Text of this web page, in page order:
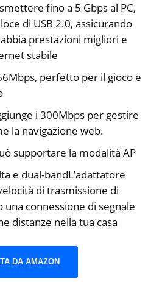
fino a 5 Gbps al PC,
di USB 2.0, assicurando
prestazioni migliori e
stabile
perfetto per il gioco e
i 300Mbps per gestire
la navigazione web.
supportare la modalità AP
e dual-bandL’adattatore
di trasmissione di
connessione di segnale
distanze nella tua casa
DA AMAZON